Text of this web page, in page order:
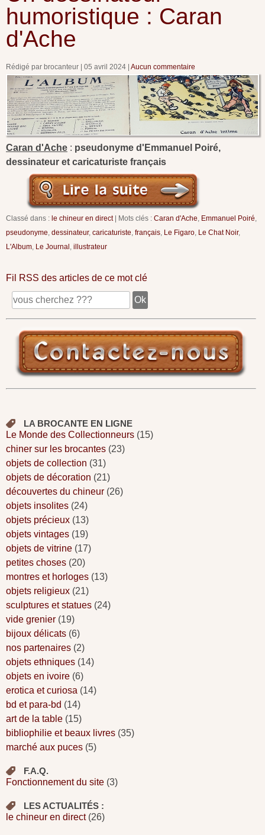
humoristique : Caran
d'Ache
Rédigé par brocanteur 05 avril 2024 Aucun commentaire
Caran d'Ache : pseudonyme d'Emmanuel Poiré,
dessinateur et caricaturiste français
Classé dans : le chineur en direct Mots clés : Caran d'Ache Emmanuel Poiré
pseudonyme dessinateur, caricaturiste français Le Figaro Le Chat Noir,
L'Album Le Journal illustrateur
Fil RSS des articles de ce mot clé
LA BROCANTE EN LIGNE
Le Monde des Collectionneurs (15)
chiner sur les brocantes (23)
objets de collection (31)
objets de décoration (21)
découvertes du chineur (26)
objets insolites (24)
objets précieux (13)
objets vintages (19)
objets de vitrine (17)
petites choses (20)
montres et horloges (13)
objets religieux (21)
sculptures et statues (24)
vide grenier (19)
bijoux délicats (6)
nos partenaires (2)
objets ethniques (14)
objets en ivoire (6)
erotica et curiosa (14)
bd et para-bd (14)
art de la table (15)
bibliophilie et beaux livres (35)
marché aux puces (5)
F.A.Q.
Fonctionnement du site (3)
LES ACTUALITÉS :
le chineur en direct(26)